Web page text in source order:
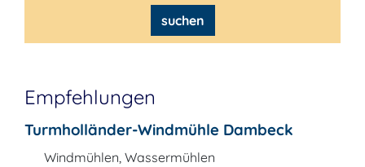
suchen
Empfehlungen
Turmholländer-Windmühle Dambeck
Windmühlen, Wassermühlen